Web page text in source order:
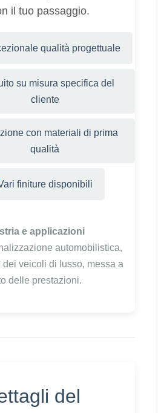
il tuo passaggio.
qualità progettuale
su misura specifica del
cliente
con materiali di prima
qualità
finiture disponibili
e applicazioni
automobilistica,
dei veicoli di lusso, messa a
delle prestazioni.
del